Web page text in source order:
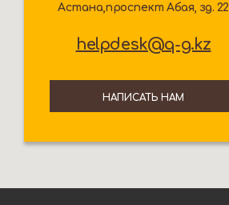
Астана,проспект Абая, зд. 22
helpdesk@q-g.kz
НАПИСАТЬ НАМ